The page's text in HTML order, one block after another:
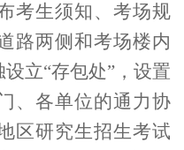
考生须知、考场规
路两侧和考场楼内
立“存包处”，设置
、各单位的通力协
区研究生招生考试